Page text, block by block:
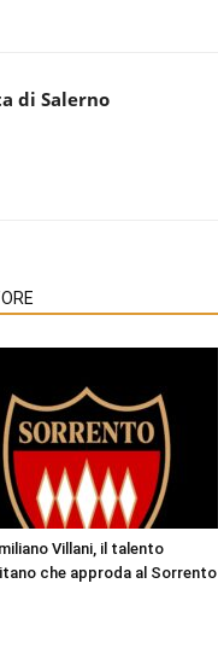
di Salerno
Villani, il talento
che approda al Sorrento